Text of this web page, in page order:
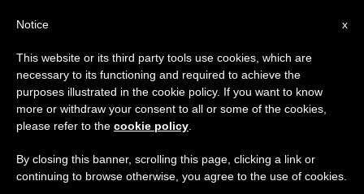
DAY
January 30th, 2024
DERNIÈRES NOUVELLES
x
Notice
This website or its third party tools use cookies, which are
necessary to its functioning and required to achieve the
purposes illustrated in the cookie policy. If you want to know
more or withdraw your consent to all or some of the cookies,
please refer to the cookie policy
By closing this banner, scrolling this page, clicking a link or
continuing to browse otherwise, you agree to the use of cookies.